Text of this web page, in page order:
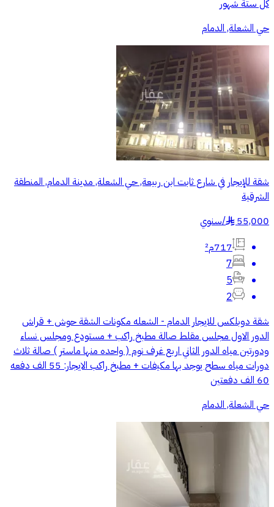
كل ستة شهور
حي الشعلة, الدمام
شقة للإيجار في شارع ثابت ابن ربيعة, حي الشعلة, مدينة الدمام, المنطقة
الشرقية
55,000
§
/سنوي
717م²
7
5
2
شقة دوبلكس للايجار الدمام - الشعله مكونات الشقة حوش + قراش
الدور الاول مجلس مقلط صالة مطبخ راكب + مستودع ومجلس نساء
ودورتين مياه الدور الثاني اربع غرف نوم ( واحده منها ماستر ) صالة ثلاث
دورات مياه سطح يوجد بها مكيفات + مطبخ راكب الايجار: 55 الف دفعه
60 الف دفعتين
حي الشعلة, الدمام